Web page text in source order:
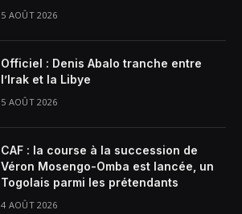
5 AOÛT 2026
Officiel : Denis Abalo tranche entre
l’Irak et la Libye
5 AOÛT 2026
CAF : la course à la succession de
Véron Mosengo-Omba est lancée, un
Togolais parmi les prétendants
4 AOÛT 2026